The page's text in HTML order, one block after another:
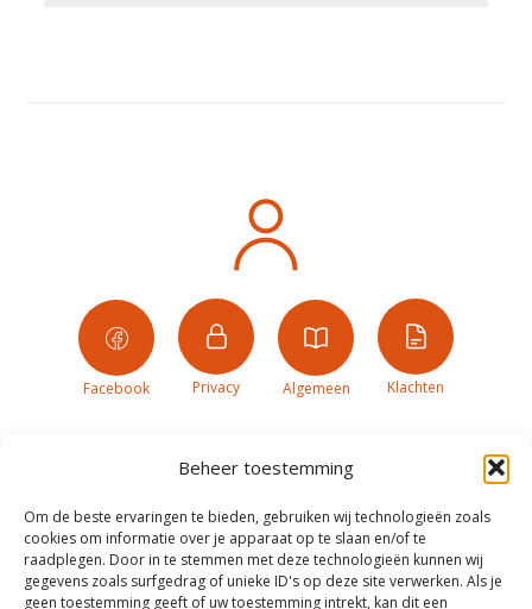
Beheer toestemming
Om de beste ervaringen te bieden, gebruiken wij technologieën zoals
cookies om informatie over je apparaat op te slaan en/of te
raadplegen. Door in te stemmen met deze technologieën kunnen wij
gegevens zoals surfgedrag of unieke ID's op deze site verwerken. Als je
geen toestemming geeft of uw toestemming intrekt, kan dit een
Facebook Privacy Algemeen Klachten